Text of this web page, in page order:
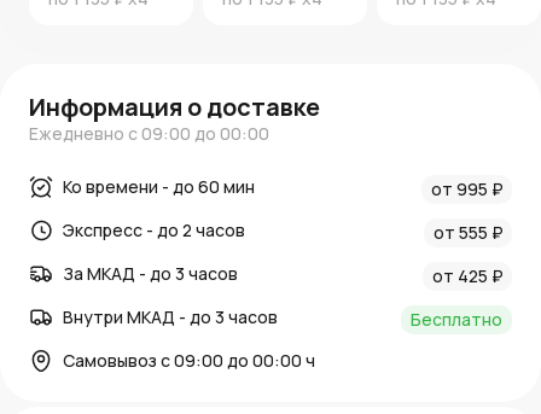
Информация о доставке
Ежедневно с 09:00 до 00:00
Ко времени - до 60 мин
от 995 ₽
Экспресс - до 2 часов
от 555 ₽
За МКАД - до 3 часов
от 425 ₽
Внутри МКАД - до 3 часов
Бесплатно
Самовывоз с 09:00 до 00:00 ч